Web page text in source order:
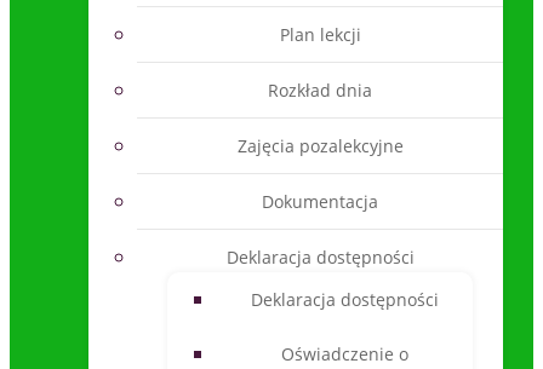
Plan lekcji
Rozkład dnia
Zajęcia pozalekcyjne
Dokumentacja
Deklaracja dostępności
Deklaracja dostępności
Oświadczenie o